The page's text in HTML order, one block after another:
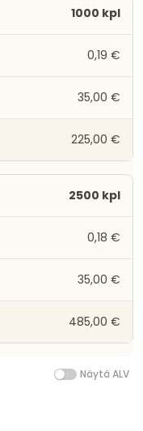
1000 kpl
0,19 €
35,00 €
225,00 €
2500 kpl
0,18 €
35,00 €
485,00 €
Näytä ALV